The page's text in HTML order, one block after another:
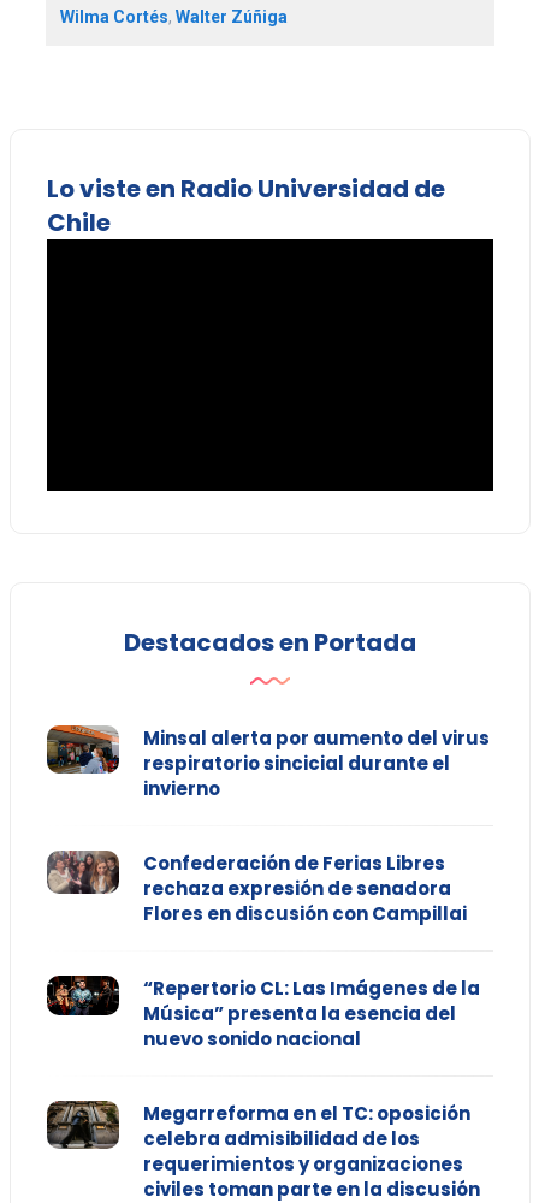
Wilma Cortés, Walter Zúñiga
Lo viste en Radio Universidad de
Chile
Destacados en Portada
Minsal alerta por aumento del virus
respiratorio sincicial durante el
invierno
Confederación de Ferias Libres
rechaza expresión de senadora
Flores en discusión con Campillai
“Repertorio CL: Las Imágenes de la
Música” presenta la esencia del
nuevo sonido nacional
Megarreforma en el TC: oposición
celebra admisibilidad de los
requerimientos y organizaciones
civiles toman parte en la discusión